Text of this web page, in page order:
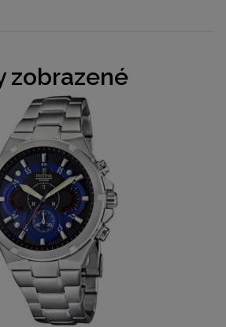
zobrazené